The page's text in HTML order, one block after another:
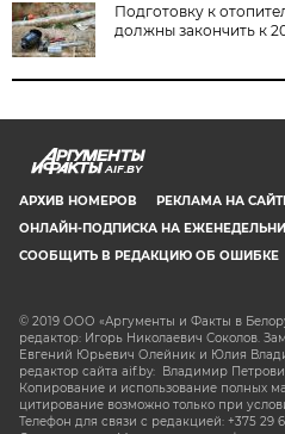
Подготовку к
должны закончить к
AIF.BY
АРХИВ НОМЕРОВ РЕКЛАМА НА
ОНЛАЙН-ПОДПИСКА НА
СООБЩИТЬ В РЕДАКЦИЮ ОБ ОШИБКЕ
© 2019 ООО «Аргументы и Факты в
редактор: Игорь Николаевич Соколов.
Евгений Юрьевич Олейник и Юлия
редактор сайта aif.by: Владимир
Копирование и использование полных
цитирование возможно только при
Телефон для связи с редакцией: +375 29